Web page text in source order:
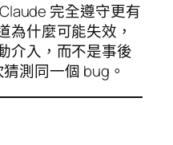
完全遵守更有
為什麼可能失效，
介入，而不是事後
測同一個 bug。